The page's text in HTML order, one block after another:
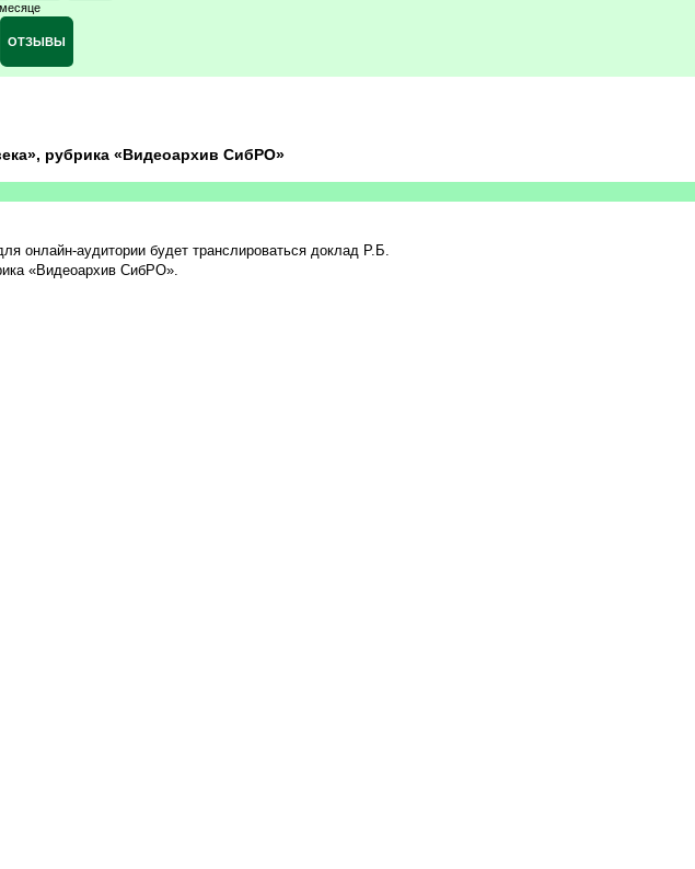
ОТЗЫВЫ
рубрика «Видеоархив СибРО»
онлайн-аудитории будет транслироваться доклад Р.Б.
«Видеоархив СибРО».